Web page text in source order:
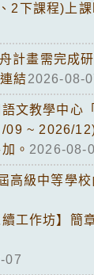
2下課程)上
計畫需完成研
結2026-08-
文教學中心
09 ~ 2026/
。 2026-08-
高級中等學
工作坊】簡
07